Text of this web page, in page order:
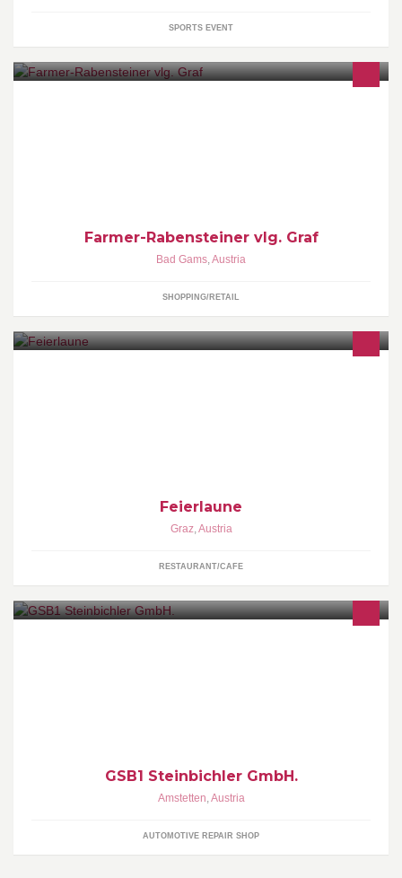
SPORTS EVENT
Farmer-Rabensteiner vlg. Graf
Bad Gams,Austria
SHOPPING/RETAIL
Feierlaune
Graz,Austria
RESTAURANT/CAFE
GSB1 Steinbichler GmbH.
Amstetten,Austria
AUTOMOTIVE REPAIR SHOP